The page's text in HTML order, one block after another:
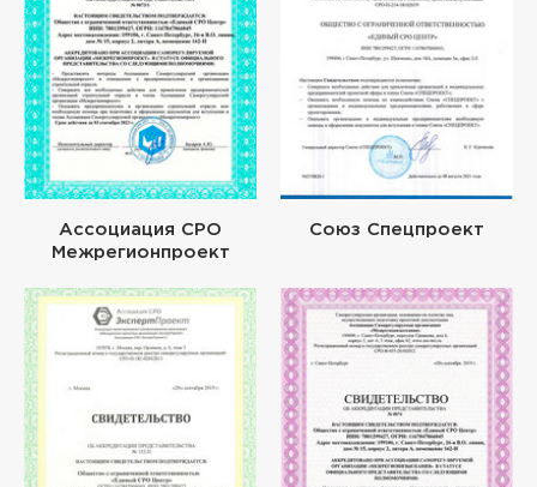
Ассоциация СРО
Межрегионпроект
Союз Спецпроект